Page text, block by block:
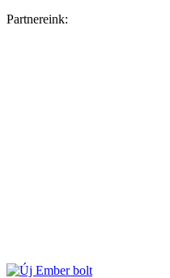
Partnereink: